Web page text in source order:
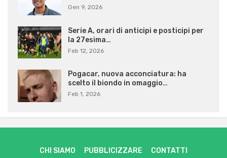
Gen 9, 2026
Serie A, orari di anticipi e posticipi per
la 27esima…
Feb 12, 2026
Pogacar, nuova acconciatura: ha
scelto il biondo in omaggio…
Feb 1, 2026
CHI SIAMO PUBBLICIZZARE CONTATTI